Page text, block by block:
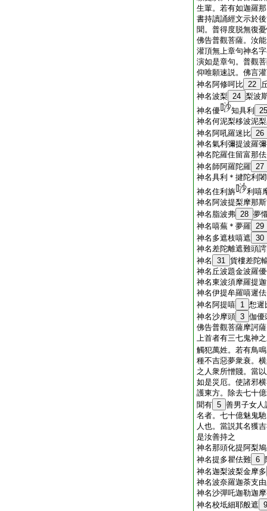
生輩。若有如迦羅
書持讀誦經文示於
聞。普得度脱無復
佛告普觀菩薩。汝
灌頂無上章句神名
演如是章句。普觀
仰唯願速説。佛言
神名阿修呵比 22
神名波梨 24 梨波
神名優
知具利
25
神名何泥梨移波泥
神名阿吼羅迷比 26
神名氣利彌提波羅
神名陀羅住留富那
神名師阿羅陀羅 27
神名具利＊揵陀利
神名住利旃
利嘻
神名阿波提梨摩那
神名脂波弗 28 夢
神名嘻蕪＊夢羅 29
神名多遮枝嘻遮 30
神名差陀離遮難頭
神名
31 貨樓差陀
神名丘波題金波羅
神名東波須摩羅提
神名伊提牟羅嘻遲佉
神名阿提嘻 1 惒遲
神名沙摩頭 3 伽優
佛告普觀菩薩摩訶
上首者有三七鬼神
觸犯萬姓。若有鳥
種不吉惡夢衆衰。
之人衆所憎賤。當
如是災厄。使諸邪
護東方。除去七十
聞有 5 善男子女人
名者。七十億魅鬼
人也。當説其名獲
是汝善持之
神名那頭化提阿梨
神名提多瞿佉難 6
神名迦梨波梨金摩多
神名波奈羅迦荼支
神名沙彈吒迦勒迦
神名校坻細耶般遮 9